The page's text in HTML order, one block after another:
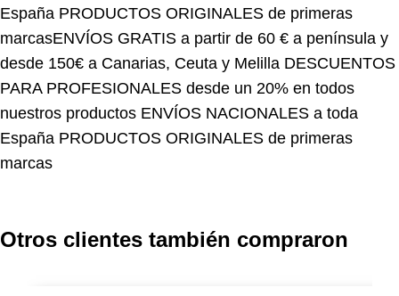
marcasENVÍOS GRATIS a partir de 60 € a península y
desde 150€ a Canarias, Ceuta y Melilla DESCUENTOS
PARA PROFESIONALES desde un 20% en todos
nuestros productosENVÍOS NACIONALES a toda
EspañaPRODUCTOS ORIGINALES de primeras
marcas